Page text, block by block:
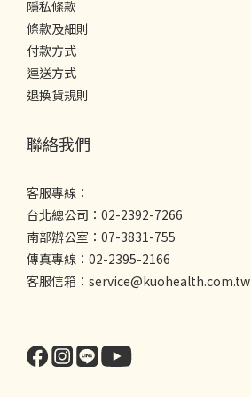
隱私條款
條款及細則
付款方式
運送方式
退換貨規則
聯絡我們
客服專線：
台北總公司：02-2392-7266
南部辦公室：07-3831-755
傳真專線：02-2395-2166
客服信箱：service@kuohealth.com.tw